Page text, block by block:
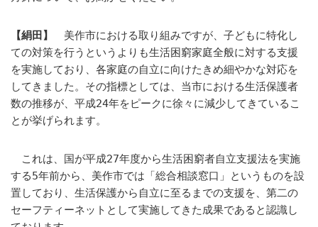
【絹田】
美作市における取り組みですが、子どもに特化し
ての対策を行うというよりも生活困窮家庭全般に対する支援
を実施しており、各家庭の自立に向けたきめ細やかな対応を
してきました。その指標としては、当市における生活保護者
数の推移が、平成24年をピークに徐々に減少してきているこ
とが挙げられます。
これは、国が平成27年度から生活困窮者自立支援法を実施
する5年前から、美作市では「総合相談窓口」というものを設
置しており、生活保護から自立に至るまでの支援を、第二の
セーフティーネットとして実施してきた成果であると認識し